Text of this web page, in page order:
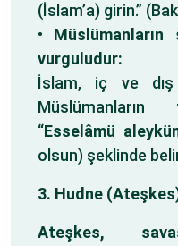
(İslam’a) girin.”
• Müslümanların
vurguludur:
İslam, iç ve
Müslümanların
“Esselâmü
olsun) şeklinde
3. Hudne
Ateşkes,